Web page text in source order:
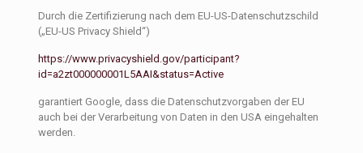
Durch die Zertifizierung nach dem EU-US-Datenschutzschild
(„EU-US Privacy Shield“)
https://www.privacyshield.gov/participant?
id=a2zt000000001L5AAI&status=Active
garantiert Google, dass die Datenschutzvorgaben der EU
auch bei der Verarbeitung von Daten in den USA eingehalten
werden.